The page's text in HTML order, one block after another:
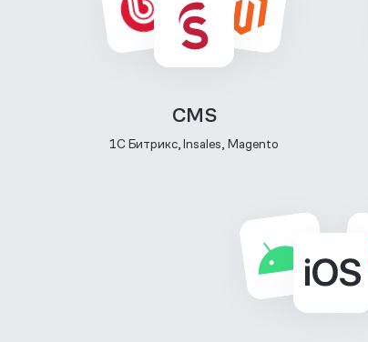
CMS
1C Битрикс, Insales, Magento